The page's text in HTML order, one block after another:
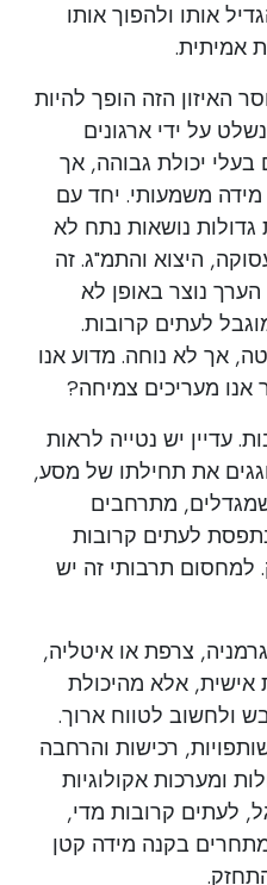
אותו ולהפוך אותו
אמיתית.
האיזון הזה הופך להיות
על ידי ארגונים
בעלי יכולת גבוהה, אך
משמעותי. יחד עם
נושאות נתח לא
היצוא והתמ"ג. זה
נוצר באופן לא
לעתים קרובות.
אך לא נוחה. מדוע אנו
אנו מעריכים צמיחה?
עדיין יש נטייה לראות
את תחילתו של מסע,
מתרחבים
לעתים קרובות
למחסום תרבותי זה יש
צרפת או איטליה,
אישית, אלא מהיכולת
ולחשוב לטווח ארוך.
רכישות והרחבה
ומערכות אקולוגיות
לעתים קרובות מדי,
בקנה מידה קטן